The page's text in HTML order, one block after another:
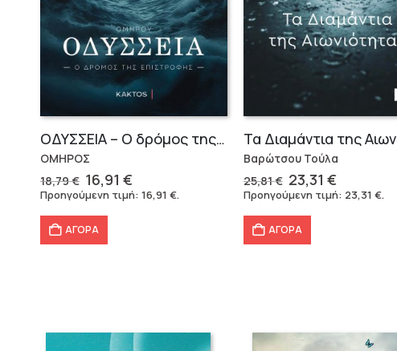
OΔΥΣΣΕΙΑ – Ο δρόμος της επιστροφής
ΟΜΗΡΟΣ
18,79€ Original
price
18,79 €.
16,91€
τρέχουσα
Προηγούμενη τιμή: 16,91 €.
ΑΓΟΡΑ
Βαρώτσου Τούλα
25,81€ Original
price
25,81 €.
23,31 €Η
τρέχουσα
Προηγούμενη τιμή: 23,31 €.
ΑΓΟΡΑ